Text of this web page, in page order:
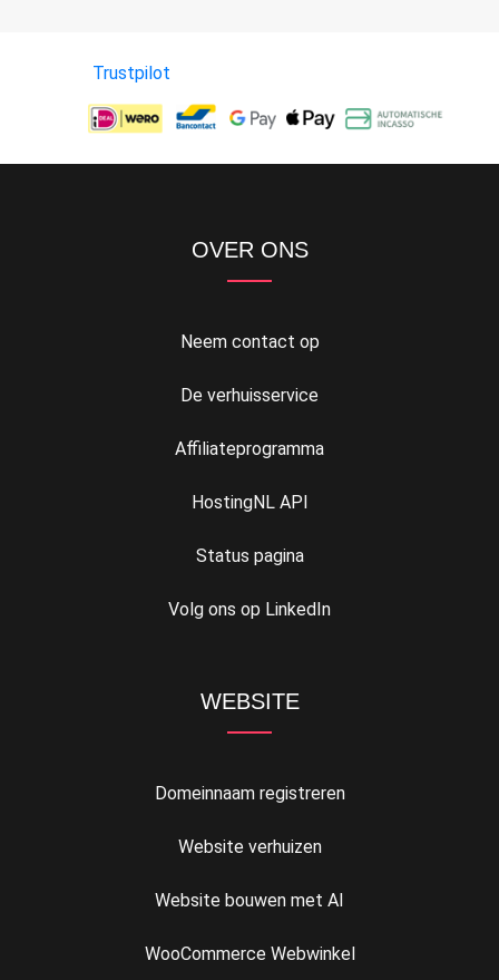
Trustpilot
OVER ONS
Neem contact op
De verhuisservice
Affiliateprogramma
HostingNL API
Status pagina
Volg ons op LinkedIn
WEBSITE
Domeinnaam registreren
Website verhuizen
Website bouwen met AI
WooCommerce Webwinkel